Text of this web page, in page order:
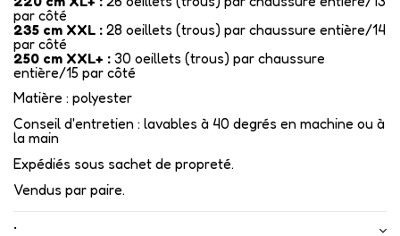
par côté
235 cm XXL : 28 oeillets (trous) par chaussure entière/14
par côté
250 cm XXL+ : 30 oeillets (trous) par chaussure
entière/15 par côté
Matière : polyester
Conseil d'entretien : lavables à 40 degrés en machine ou à
la main
Expédiés sous sachet de propreté.
Vendus par paire.
•